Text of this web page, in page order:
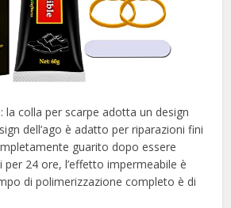
la colla per scarpe adotta un design
dell’ago è adatto per riparazioni fini
guarito dopo essere
per 24 ore, l’effetto impermeabile è
di polimerizzazione completo è di